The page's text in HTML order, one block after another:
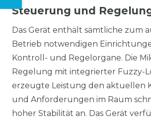
Steuerung und
Das Gerät enthält sämtliche zum
Betrieb notwendigen
Kontroll- und Regelorgane. Die
Regelung mit integrierter Fuzzy-
erzeugte Leistung den aktuellen
und Anforderungen im Raum
hoher Stabilität an. Das Gerät